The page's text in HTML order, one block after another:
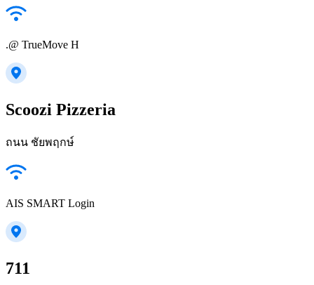
.@ TrueMove H
Scoozi Pizzeria
ถนน ชัยพฤกษ์
AIS SMART Login
711